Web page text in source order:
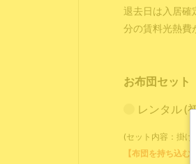
退去日は入居確
分の賃料光熱費
お布団セット
レンタル (
(セット内容：掛
【布団を持ち込